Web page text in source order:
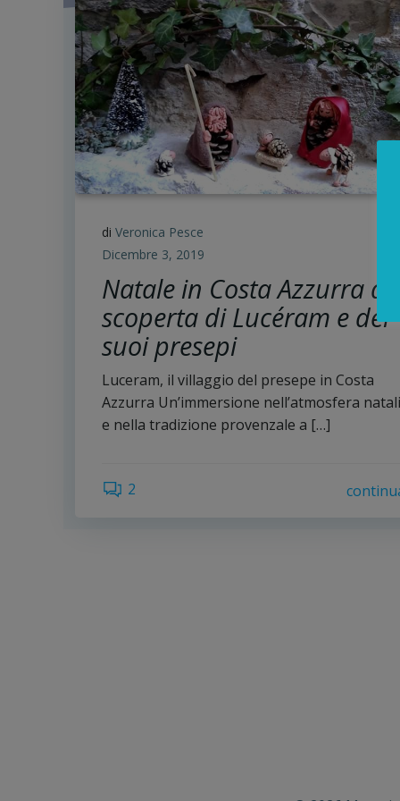
di Veronica Pesce
Dicembre 3, 2019
Natale in Costa Azzurra alla
scoperta di Lucéram e dei
suoi presepi
Luceram, il villaggio del presepe in Costa
Azzurra Un’immersione nell’atmosfera
e nella tradizione provenzale a […]
2